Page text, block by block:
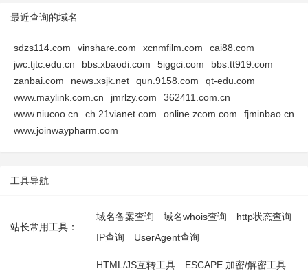
最近查询的域名
sdzs114.com vinshare.com xcnmfilm.com
cai88.com
jwc.tjtc.edu.cn
bbs.xbaodi.com 5iggci.com
bbs.tt919.com
zanbai.com
news.xsjk.net qun.9158.com
qt-edu.com
www.maylink.com.cn
jmrlzy.com
362411.com.cn
www.niucoo.cn
ch.21vianet.com online.zcom.com
fjminbao.cn
www.joinwaypharm.com
工具导航
站长常用工具：
域名备案查询 域名whois查询
http状态查询
IP查询
UserAgent查询
HTML/JS互转工具
ESCAPE 加密/解密工具